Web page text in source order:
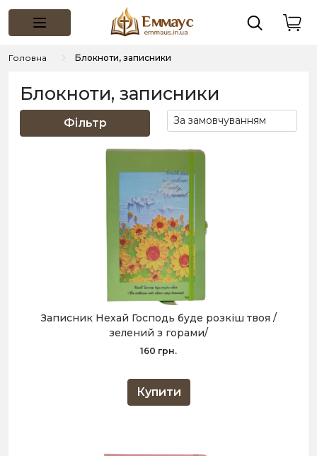
Головна Блокноти, записники
Блокноти, записники
Фільтр
Записник Нехай Господь буде розкіш твоя /
зелений з горами/
160 грн.
Купити